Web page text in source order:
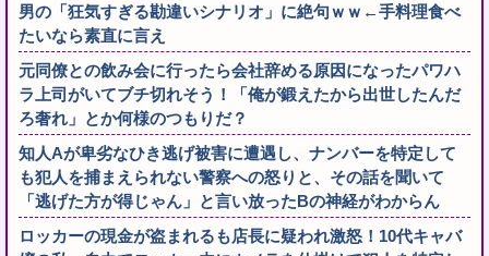
男の「狂気すぎる勘違いシナリオ」に絶句ｗｗ←手料理食べ
たいなら素直に言え
元同僚との飲み会に行ったら会社辞める原因になったパワハ
ラ上司がいてブチ切れそう！「俺が鍛えたから出世したんだ
ろ奢れ」とか何様のつもりだ？
知人Aが卑劣なひき逃げ被害に遭遇し、ナンバーを特定して
も犯人を捕まえられない警察への怒りと、その話を聞いて
「逃げた方が得じゃん」と言い放ったBの神経がわからん
ロッカーの現金が盗まれるも店長に疑われ激怒！10代キャバ